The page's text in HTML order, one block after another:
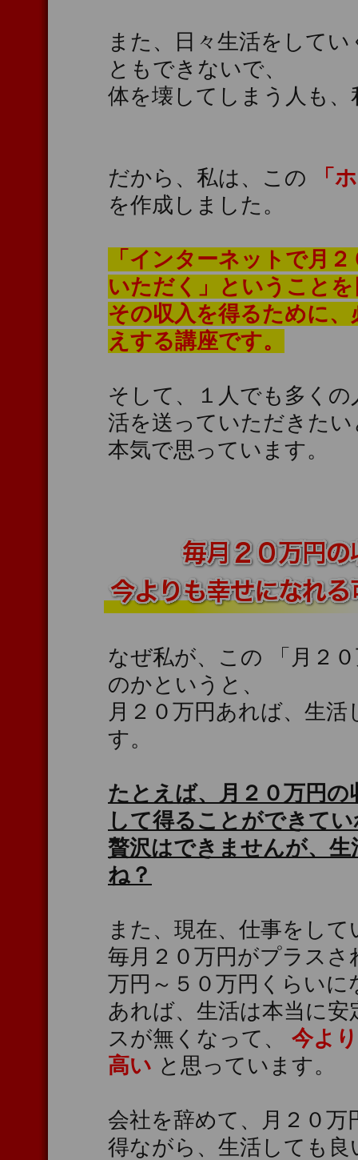
また、日々生活をして
ともできないで、
体を壊してしまう人も
だから、私は、この
「
を作成しました。
「インターネットで月
いただく」ということ
その収入を得るために
えする講座です。
そして、１人でも多く
活を送っていただきたい
本気で思っています。
なぜ私が、この 「月２
のかというと、
月２０万円あれば、生
す。
たとえば、月２０万円
して得ることができて
贅沢はできませんが、
ね？
また、現在、仕事をし
毎月２０万円がプラス
万円～５０万円くらい
あれば、生活は本当に
スが無くなって、 今よ
高い と思っています。
会社を辞めて、月２０
得ながら、生活しても